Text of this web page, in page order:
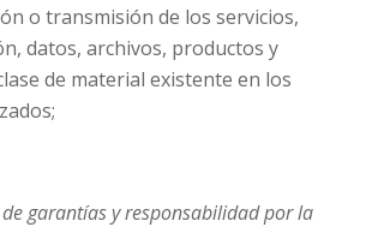
o transmisión de los servicios,
datos, archivos, productos y
de material existente en los
garantías y responsabilidad por la